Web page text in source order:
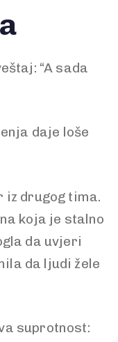
“A sada
drugog tima.
koja je stalno
da uvjeri
da ljudi žele
suprotnost: